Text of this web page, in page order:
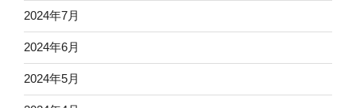
2024年7月
2024年6月
2024年5月